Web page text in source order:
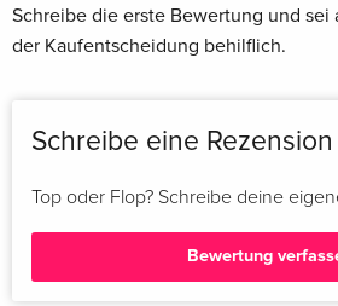
Schreibe die erste Bewertung und sei
der Kaufentscheidung behilflich.
Schreibe eine Rezension
Top oder Flop? Schreibe deine
Bewertung